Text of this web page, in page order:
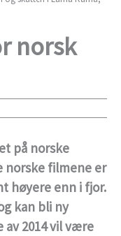
norsk
på norske
norske filmene er
høyere enn i fjor.
kan bli ny
av 2014 vil være